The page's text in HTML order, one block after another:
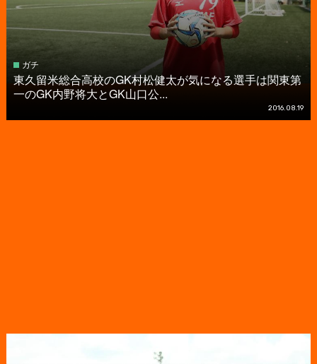
ガチ
東久留米総合高校のGK村松健太が気になる選手は関東第
一のGK内野将大とGK山口公...
2016.08.19